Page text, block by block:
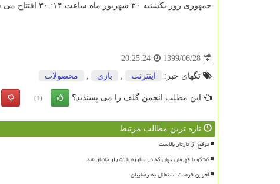
جمهوری روز یکشنبه ۳۰ شهریور ماه ساعت ۱۴: ۳۰ افتتاح می شود.
1399/06/28
20:25:24
تگهای خبر: اینترنت , بازی , محصولات
این مطلب انجمن گلف را می پسندید؟ (1)
تازه ترین مطالب مرتبط
توقع از تارتار بالاست
گفتگو با قهرمان جهان که در مبارزه با اشرار جانباز شد
آخرین فرصت استقلال به رضاییان